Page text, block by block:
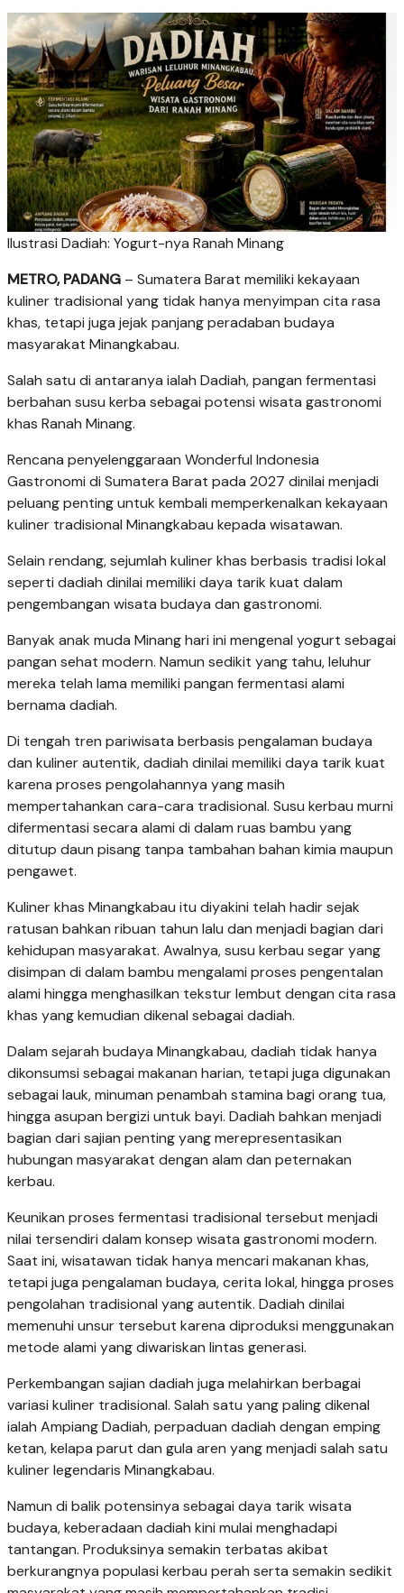
Ilustrasi Dadiah: Yogurt-nya Ranah Minang
METRO, PADANG – Sumatera Barat memiliki kekayaan
kuliner tradisional yang tidak hanya menyimpan cita rasa
khas, tetapi juga jejak panjang peradaban budaya
masyarakat Minangkabau.
Salah satu di antaranya ialah Dadiah, pangan fermentasi
berbahan susu kerba sebagai potensi wisata gastronomi
khas Ranah Minang.
Rencana penyelenggaraan Wonderful Indonesia
Gastronomi di Sumatera Barat pada 2027 dinilai menjadi
peluang penting untuk kembali memperkenalkan kekayaan
kuliner tradisional Minangkabau kepada wisatawan.
Selain rendang, sejumlah kuliner khas berbasis tradisi lokal
seperti dadiah dinilai memiliki daya tarik kuat dalam
pengembangan wisata budaya dan gastronomi.
Banyak anak muda Minang hari ini mengenal yogurt sebagai
pangan sehat modern. Namun sedikit yang tahu, leluhur
mereka telah lama memiliki pangan fermentasi alami
bernama dadiah.
Di tengah tren pariwisata berbasis pengalaman budaya
dan kuliner autentik, dadiah dinilai memiliki daya tarik kuat
karena proses pengolahannya yang masih
mempertahankan cara-cara tradisional. Susu kerbau murni
difermentasi secara alami di dalam ruas bambu yang
ditutup daun pisang tanpa tambahan bahan kimia maupun
pengawet.
Kuliner khas Minangkabau itu diyakini telah hadir sejak
ratusan bahkan ribuan tahun lalu dan menjadi bagian dari
kehidupan masyarakat. Awalnya, susu kerbau segar yang
disimpan di dalam bambu mengalami proses pengentalan
alami hingga menghasilkan tekstur lembut dengan cita rasa
khas yang kemudian dikenal sebagai dadiah.
Dalam sejarah budaya Minangkabau, dadiah tidak hanya
dikonsumsi sebagai makanan harian, tetapi juga digunakan
sebagai lauk, minuman penambah stamina bagi orang tua,
hingga asupan bergizi untuk bayi. Dadiah bahkan menjadi
bagian dari sajian penting yang merepresentasikan
hubungan masyarakat dengan alam dan peternakan
kerbau.
Keunikan proses fermentasi tradisional tersebut menjadi
nilai tersendiri dalam konsep wisata gastronomi modern.
Saat ini, wisatawan tidak hanya mencari makanan khas,
tetapi juga pengalaman budaya, cerita lokal, hingga proses
pengolahan tradisional yang autentik. Dadiah dinilai
memenuhi unsur tersebut karena diproduksi menggunakan
metode alami yang diwariskan lintas generasi.
Perkembangan sajian dadiah juga melahirkan berbagai
variasi kuliner tradisional. Salah satu yang paling dikenal
ialah Ampiang Dadiah, perpaduan dadiah dengan emping
ketan, kelapa parut dan gula aren yang menjadi salah satu
kuliner legendaris Minangkabau.
Namun di balik potensinya sebagai daya tarik wisata
budaya, keberadaan dadiah kini mulai menghadapi
tantangan. Produksinya semakin terbatas akibat
berkurangnya populasi kerbau perah serta semakin sedikit